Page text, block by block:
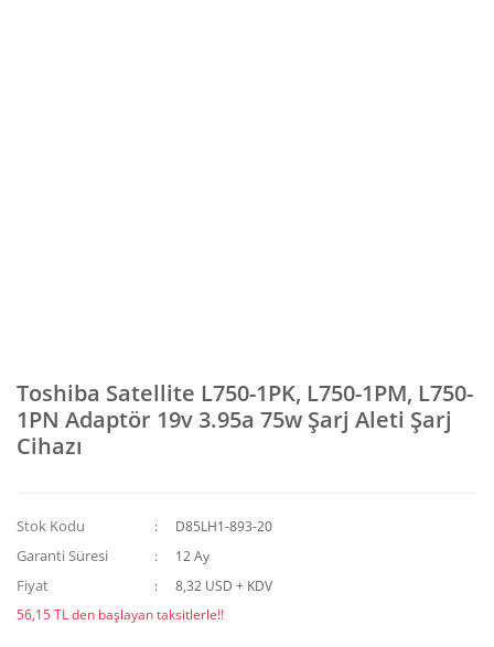
Toshiba Satellite L750-1PK, L750-1PM, L750-
1PN Adaptör 19v 3.95a 75w Şarj Aleti Şarj
Cihazı
Stok Kodu D85LH1-893-20
Garanti Süresi 12 Ay
Fiyat
8,32 USD + KDV
56,15 TL den başlayan taksitlerle!!